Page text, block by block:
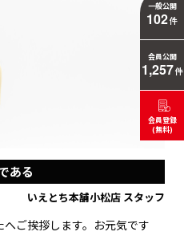
ある
いえとち本舗小松店 スタッフ
ご挨拶します。お元気です
一般公開
102件
会員公開
1,257件
会員登録
(無料)